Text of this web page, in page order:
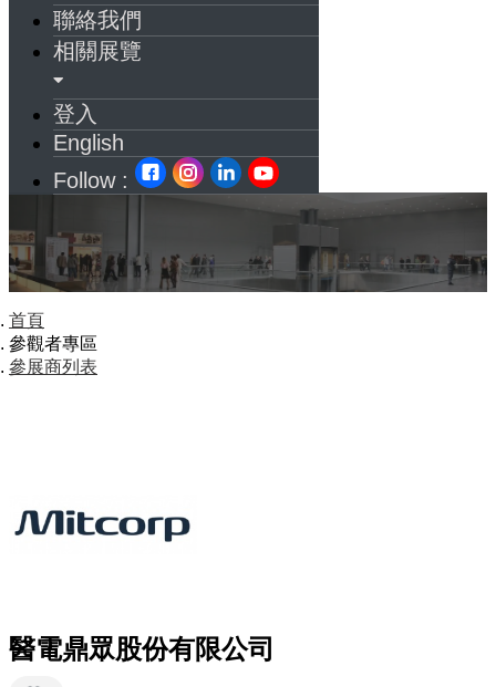
聯絡我們
相關展覽
登入
English
Follow :
首頁
參觀者專區
參展商列表
醫電鼎眾股份有限公司